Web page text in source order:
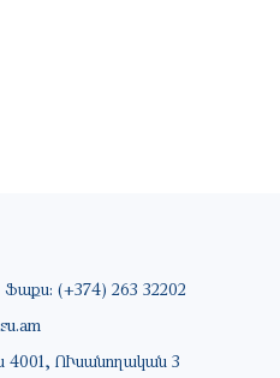
(+374) 263 32202
4001, ՈՒսանողական 3